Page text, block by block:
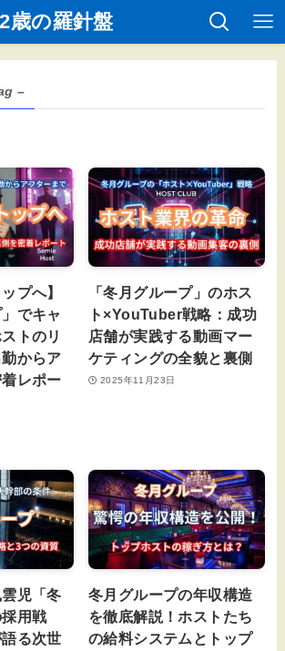
歳の羅針盤
–
プへ】
でキャ
トのリ
からア
レポー
「冬月グループ」のホス
ト×YouTuber戦略：成功
店舗が実践する動画マー
ケティングの全貌と裏側
2025年11月23日
児「冬
用戦
る次世
冬月グループの年収構造
を徹底解説！ホストたち
の給料システムとトップ